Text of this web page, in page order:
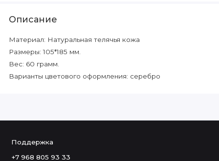
Описание
Материал: Натуральная телячья кожа
Размеры: 105*185 мм.
Вес: 60 грамм.
Варианты цветового оформления: серебро
Поддержка
+7 968 805 93 33